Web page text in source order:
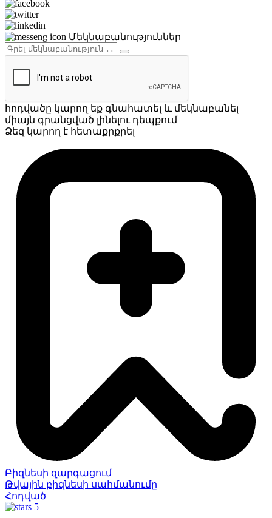
Մեկնաբանություններ
հոդվածը կարող եք գնահատել և մեկնաբանել
միայն գրանցված լինելու դեպքում
Ձեզ կարող է հետաքրքրել
Բիզնեսի զարգացում
Թվային բիզնեսի սահմանումը
Հոդված
5